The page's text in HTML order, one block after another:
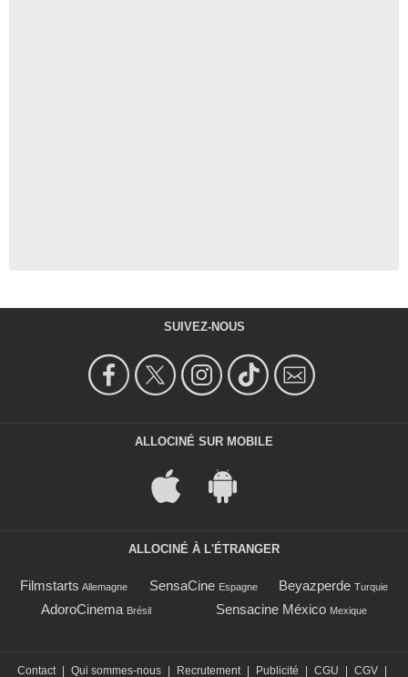
SUIVEZ-NOUS
ALLOCINÉ SUR MOBILE
ALLOCINÉ À L'ÉTRANGER
Filmstarts Allemagne SensaCine Espagne Beyazperde Turquie
AdoroCinema Brésil Sensacine México Mexique
Contact Qui sommes-nous Recrutement Publicité CGU CGV